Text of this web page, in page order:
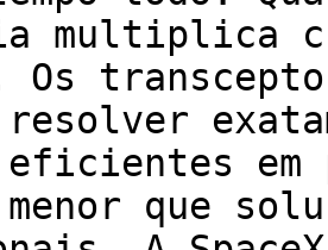
multiplica
Os
resolver
eficientes em
que